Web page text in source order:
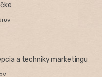
a techniky marketingu